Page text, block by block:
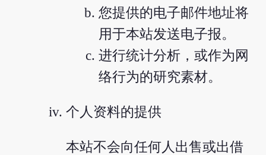
您提供的电子邮件地址将
用于本站发送电子报。
进行统计分析，或作为网
络行为的研究素材。
个人资料的提供
本站不会向任何人出售或出借